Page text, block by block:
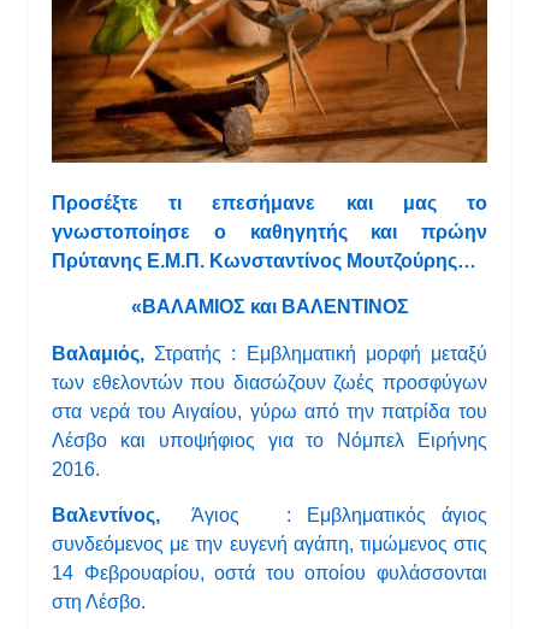
Προσέξτε τι επεσήμανε και μας το
γνωστοποίησε ο καθηγητής και πρώην
Πρύτανης Ε.Μ.Π. Κωνσταντίνος Μουτζούρης…
«ΒΑΛΑΜΙΟΣ και ΒΑΛΕΝΤΙΝΟΣ
Βαλαμιός, Στρατής : Εμβληματική μορφή μεταξύ
των εθελοντών που διασώζουν ζωές προσφύγων
στα νερά του Αιγαίου, γύρω από την πατρίδα του
Λέσβο και υποψήφιος για το Νόμπελ Ειρήνης
2016.
Βαλεντίνος,
Άγιος : Εμβληματικός άγιος
συνδεόμενος με την ευγενή αγάπη, τιμώμενος στις
14 Φεβρουαρίου, οστά του οποίου φυλάσσονται
στη Λέσβο.